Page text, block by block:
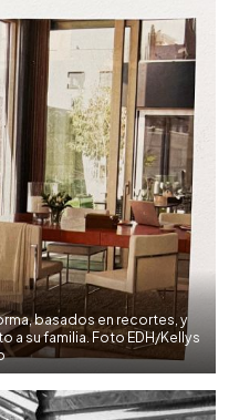
basados en recortes, y
a su familia. Foto EDH/Kellys